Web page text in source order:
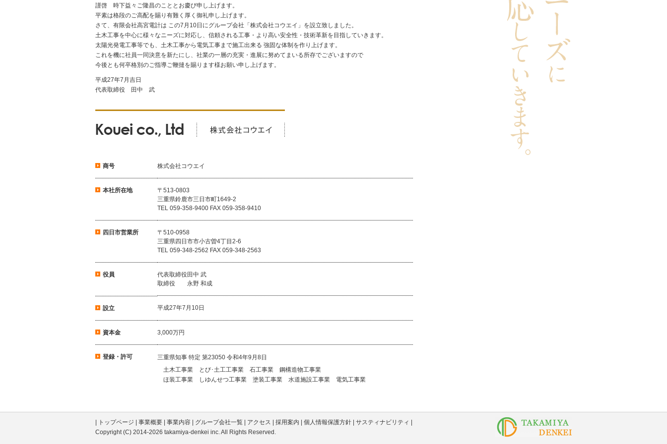
謹啓 時下益々ご隆昌のこととお慶び申し上げます。
平素は格段のご高配を賜り有難く厚く御礼申し上げます。
さて、有限会社高宮電計は この7月10日にグループ会社「株式会社コウエイ」を設立致しました。
土木工事を中心に様々なニーズに対応し、信頼される工事・より高い安全性・技術革新を目指していきます。
太陽光発電工事等でも、土木工事から電気工事まで施工出来る 強固な体制を作り上げます。
これを機に社員一同決意を新たにし、社業の一層の充実・進展に努めてまいる所存でございますので
今後とも何卒格別のご指導ご鞭撻を賜ります様お願い申し上げます。
平成27年7月吉日
代表取締役 田中 武
商号 株式会社コウエイ
本社所在地
〒513-0803
三重県鈴鹿市三日市町1649-2
TEL 059-358-9400 FAX 059-358-9410
四日市営業所
〒510-0958
三重県四日市市小古曽4丁目2-6
TEL 059-348-2562 FAX 059-348-2563
役員
代表取締役
取締役
田中 武
永野 和成
設立 平成27年7月10日
資本金 3,000万円
登録・許可
三重県知事 特定 第23050 令和4年9月8日
土木工事業 とび･土工工事業 石工事業 鋼構造物工事業
ほ装工事業 しゆんせつ工事業 塗装工事業 水道施設工事業 電気工事業
トップページ 事業概要 事業内容 グループ会社一覧 アクセス 採用案内 個人情報保護方針 サスティナビリティ
Copyright (C) 2014-2026 takamiya-denkei inc. All Rights Reserved.